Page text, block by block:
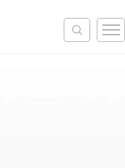
M
e